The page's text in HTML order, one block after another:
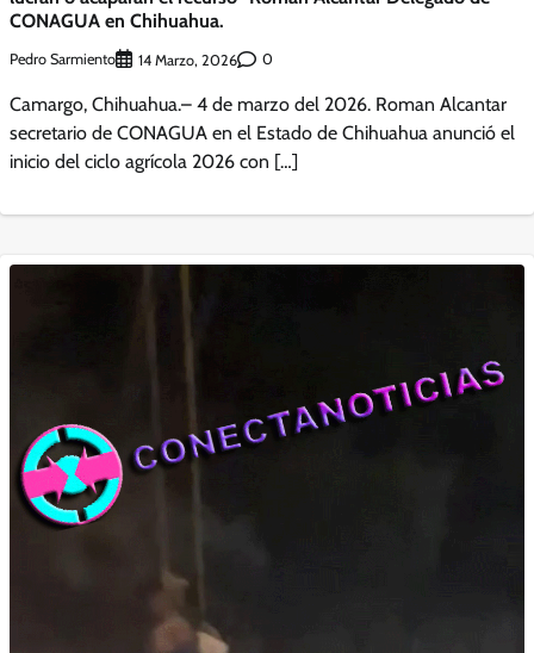
CONAGUA en Chihuahua.
Pedro Sarmiento 14 Marzo, 2026 0
Camargo, Chihuahua.– 4 de marzo del 2026. Roman Alcantar
secretario de CONAGUA en el Estado de Chihuahua anunció el
inicio del ciclo agrícola 2026 con […]